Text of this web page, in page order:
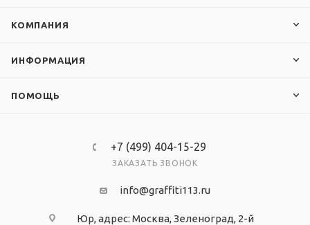
КОМПАНИЯ
ИНФОРМАЦИЯ
ПОМОЩЬ
+7 (499) 404-15-29
ЗАКАЗАТЬ ЗВОНОК
info@graffiti113.ru
Юр, адрес: Москва, Зеленоград, 2-й